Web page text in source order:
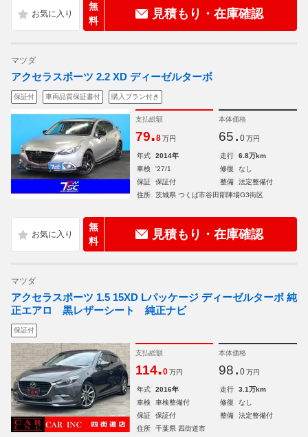
無
料
見積もり・在庫確認
マツダ
アクセラスポーツ 2.2 XD ディーゼルターボ
保証付 車両品質保証書付 購入プラン付き
支払総額
79.8 万円
本体価格
65. 0 万円
年式 2014年 走行
6.8万km
車検
'27/1 修復
なし
保証
保証付 整備
法定整備付
住所
茨城県 つくば市谷田部陣場G3街区
無
料
見積もり・在庫確認
マツダ
アクセラスポーツ 1.5 15XD Lパッケージ ディーゼルターボ 純
正エアロ 黒レザーシート 純正ナビ
保証付
支払総額
114.0 万円
本体価格
98. 0 万円
年式 2016年 走行
3.1万km
車検
車検整備付 修復
なし
保証
保証付 整備
法定整備付
住所
千葉県 四街道市